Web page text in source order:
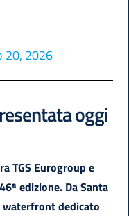
20, 2026
oggi
TGS Eurogroup e
edizione. Da Santa
waterfront dedicato